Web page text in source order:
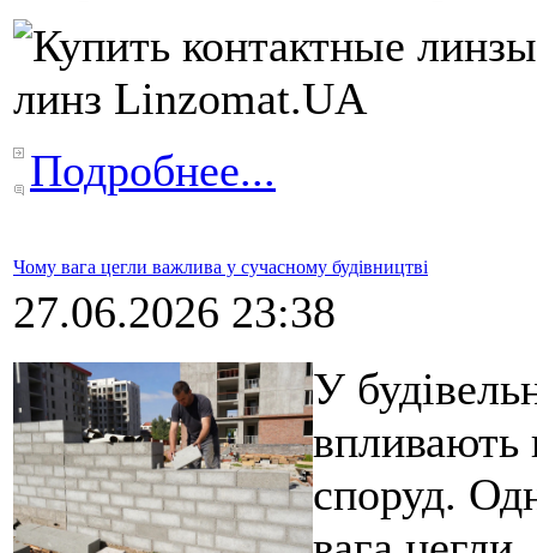
Подробнее...
Чому вага цегли важлива у сучасному будівництві
27.06.2026 23:38
У
впливають
споруд.